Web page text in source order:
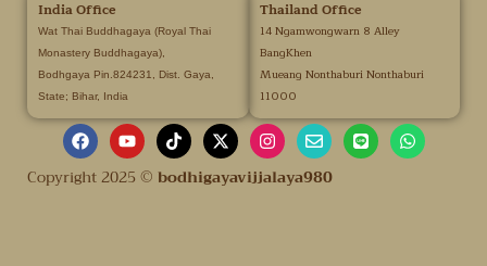
India Office
Wat Thai Buddhagaya (Royal Thai
Monastery Buddhagaya),
Bodhgaya Pin.824231, Dist. Gaya,
State; Bihar, India
Thailand Office
14 Ngamwongwarn 8 Alley
BangKhen
Mueang Nonthaburi Nonthaburi
11000
Copyright 2025 ©bodhigayavijjalaya980